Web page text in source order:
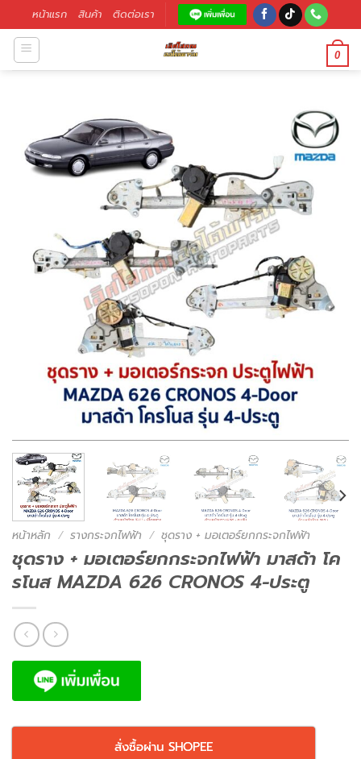
หน้าแรก สินค้า ติดต่อเรา
0
หน้าหลัก / รางกระจกไฟฟ้า / ชุดราง + มอเตอร์ยกกระจกไฟฟ้า
ชุดราง + มอเตอร์ยกกระจกไฟฟ้า มาสด้า โค
รโนส MAZDA 626 CRONOS 4-ประตู
สั่งซื้อผ่าน SHOPEE